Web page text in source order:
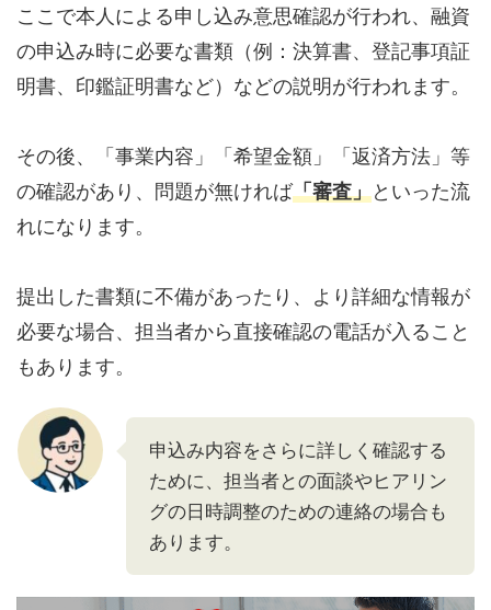
ここで本人による申し込み意思確認が行われ、融資
の申込み時に必要な書類（例：決算書、登記事項証
明書、印鑑証明書など）などの説明が行われます。
その後、「事業内容」「希望金額」「返済方法」等
の確認があり、問題が無ければ「審査」といった流
れになります。
提出した書類に不備があったり、より詳細な情報が
必要な場合、担当者から直接確認の電話が入ること
もあります。
申込み内容をさらに詳しく確認する
ために、担当者との面談やヒアリン
グの日時調整のための連絡の場合も
あります。